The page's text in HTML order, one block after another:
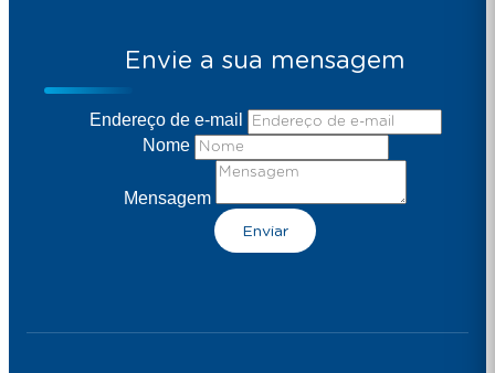
Envie a sua mensagem
Endereço de e-mail
Nome
Mensagem
Enviar